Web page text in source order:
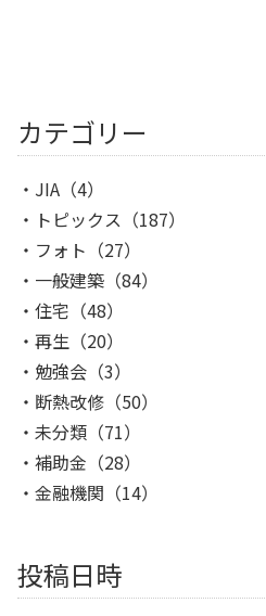
カテゴリー
JIA （4）
トピックス （187）
フォト （27）
一般建築 （84）
住宅 （48）
再生 （20）
勉強会 （3）
断熱改修 （50）
未分類 （71）
補助金 （28）
金融機関 （14）
投稿日時